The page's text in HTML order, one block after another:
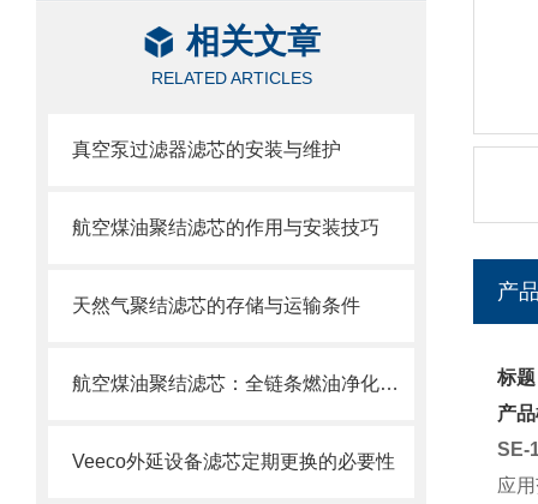
相关文章
RELATED ARTICLES
真空泵过滤器滤芯的安装与维护
航空煤油聚结滤芯的作用与安装技巧
天然气聚结滤芯的存储与运输条件
航空煤油聚结滤芯：全链条燃油净化的关键配套
Veeco外延设备滤芯定期更换的必要性
产
标
产
SE-
应